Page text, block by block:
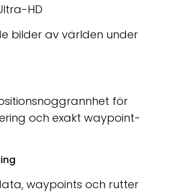
HD
bilder av världen under
för
och exakt waypoint-
waypoints och rutter